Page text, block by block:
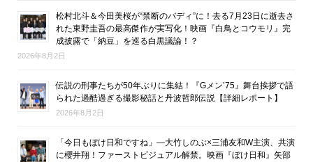
松村北斗＆今田美桜が“禁断のバディ”に！去る7月23日に逝去さ
れた東野圭吾の最高傑作が実写化！映画『白鳥とコウモリ』完
成披露で「納豆」を巡る白黒議論！？
2026年8月2日
伝説の刑事たちが50年ぶりに集結！『Gメン’75』舞台挨拶で語
られた過酷過ぎる撮影秘話と丹波哲郎伝説【詳細レポート】
2026年8月2日
「今日もぼけ日和ですね」―大竹しのぶ×三浦友和W主演、共演
に櫻井翔！ファーストビジュアル解禁。映画『ぼけ日和』矢部